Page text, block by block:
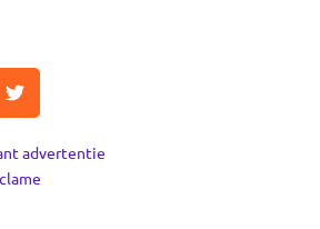
advertentie